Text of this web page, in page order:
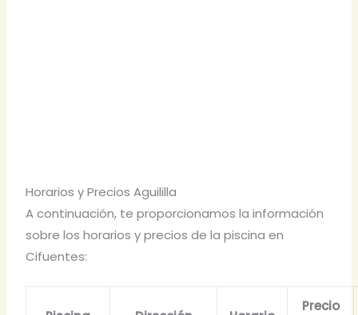
Horarios y Precios Aguililla
A continuación, te proporcionamos la información
sobre los horarios y precios de la piscina en
Cifuentes:
Precio